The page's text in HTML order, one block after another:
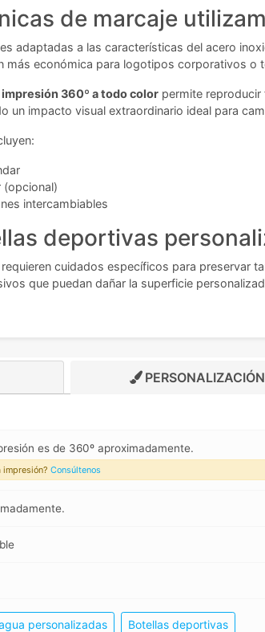
de marcaje
adaptadas a las características del acero
más económica para logotipos corporativos o
impresión 360º a todo color permite
un impacto visual extraordinario ideal para
(opcional)
intercambiables
deportivas
cuidados específicos para preservar
que puedan dañar la superficie
PERSONALIZACIÓN
es de 360º aproximadamente.
impresión? Consúltenos
personalizadas Botellas deportivas